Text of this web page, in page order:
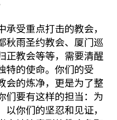
受重点打击的教会，
秋雨圣约教会、厦门巡
正教会等等，需要清醒
特的使命。你们的受
会的炼净，更是为了整
们要有这样的担当：为
你们的坚忍和见证，